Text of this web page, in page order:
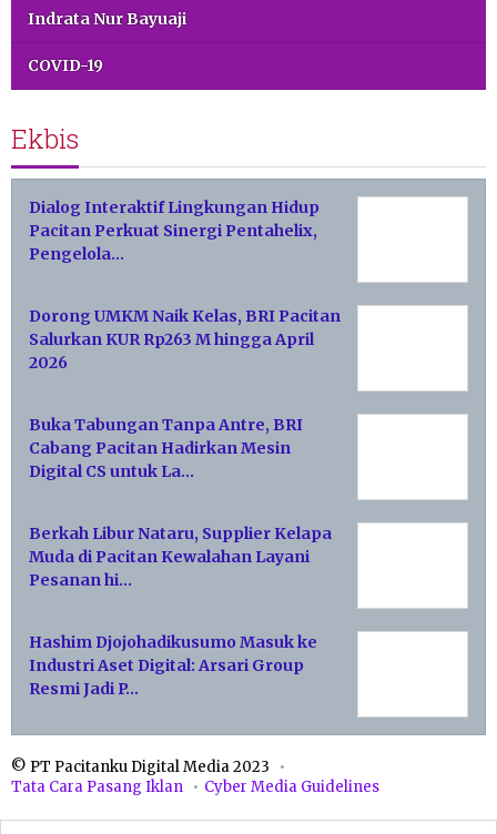
Indrata Nur Bayuaji
COVID-19
Ekbis
Dialog Interaktif Lingkungan Hidup
Pacitan Perkuat Sinergi Pentahelix,
Pengelola…
Dorong UMKM Naik Kelas, BRI Pacitan
Salurkan KUR Rp263 M hingga April
2026
Buka Tabungan Tanpa Antre, BRI
Cabang Pacitan Hadirkan Mesin
Digital CS untuk La…
Berkah Libur Nataru, Supplier Kelapa
Muda di Pacitan Kewalahan Layani
Pesanan hi…
Hashim Djojohadikusumo Masuk ke
Industri Aset Digital: Arsari Group
Resmi Jadi P…
© PT Pacitanku Digital Media 2023
Tata Cara Pasang Iklan
Cyber Media Guidelines